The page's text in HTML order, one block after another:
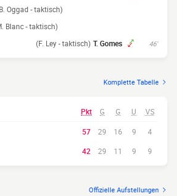
Oggad - taktisch)
Blanc - taktisch)
46'
T. Gomes
(F. Ley - taktisch)
Komplette Tabelle
Pkt G G U VS
57 29 16 9
4
42 29 11 9 9
Offizielle Aufstellungen